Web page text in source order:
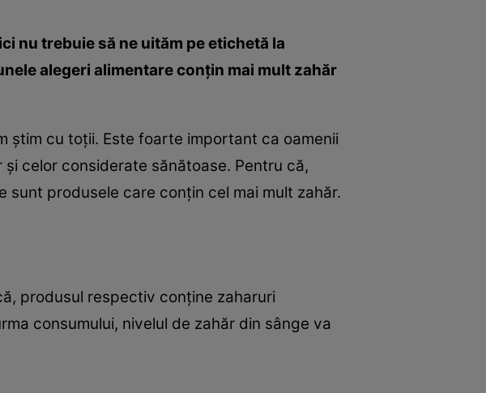
nu trebuie să ne uităm pe etichetă la
alegeri alimentare conţin mai mult zahăr
ştim cu toţii. Este foarte important ca oamenii
celor considerate sănătoase. Pentru că,
produsele care conţin cel mai mult zahăr.
produsul respectiv conţine zaharuri
consumului, nivelul de zahăr din sânge va